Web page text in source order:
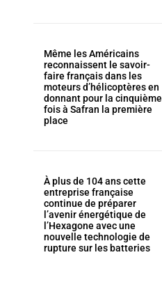
Même les Américains
reconnaissent le savoir-
faire français dans les
moteurs d’hélicoptères en
donnant pour la cinquième
fois à Safran la première
place
À plus de 104 ans cette
entreprise française
continue de préparer
l’avenir énergétique de
l’Hexagone avec une
nouvelle technologie de
rupture sur les batteries